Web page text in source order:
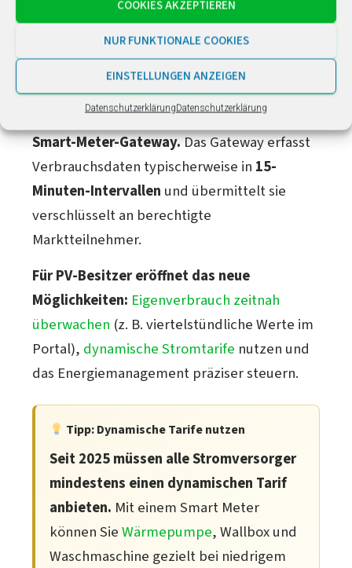
COOKIES AKZEPTIEREN
NUR FUNKTIONALE COOKIES
EINSTELLUNGEN ANZEIGEN
DatenschutzerklärungDatenschutzerklärung
2030.Bis spätestens 2032 sollen alle
Messstellen mindestens mit mME oder
iMSys ausgestattet sein.
Ein iMSys besteht aus digitalem Zähler plus
Smart-Meter-Gateway.Das Gateway erfasst
Verbrauchsdaten typischerweise in 15-
Minuten-Intervallen und übermittelt sie
verschlüsselt an berechtigte
Marktteilnehmer.
Für PV-Besitzer eröffnet das neue
Möglichkeiten: Eigenverbrauch zeitnah
überwachen (z. B. viertelstündliche Werte im
Portal), dynamische Stromtarife nutzen und
das Energiemanagement präziser steuern.
Tipp: Dynamische Tarife nutzen
Seit 2025 müssen alle Stromversorger
mindestens einen dynamischen Tarif
anbieten. Mit einem Smart Meter
können SieWärmepumpe, Wallbox und
Waschmaschine gezielt bei niedrigem